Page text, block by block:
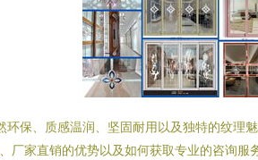
保、质感温润、坚固耐用以及独特的纹理
厂家直销的优势以及如何获取专业的咨询服